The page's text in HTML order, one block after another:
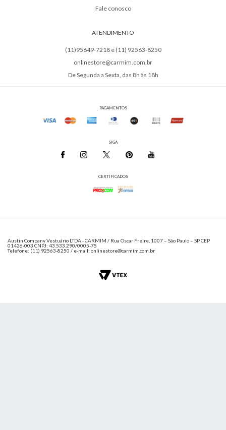
Fale conosco
ATENDIMENTO
(11)95649-7218 e (11) 92563-8250
onlinestore@carmim.com.br
De Segunda a Sexta, das 8h às 18h
PAGAMENTOS
SIGA
CERTIFICADOS
Austin Company Vestuário LTDA - CARMIM / Rua Oscar Freire, 1007 – São Paulo – SP CEP
01426-003 CNPJ: 43.533.290/0005-75
Telefone: (11) 92563-8250 / e-mail: onlinestore@carmim.com.br